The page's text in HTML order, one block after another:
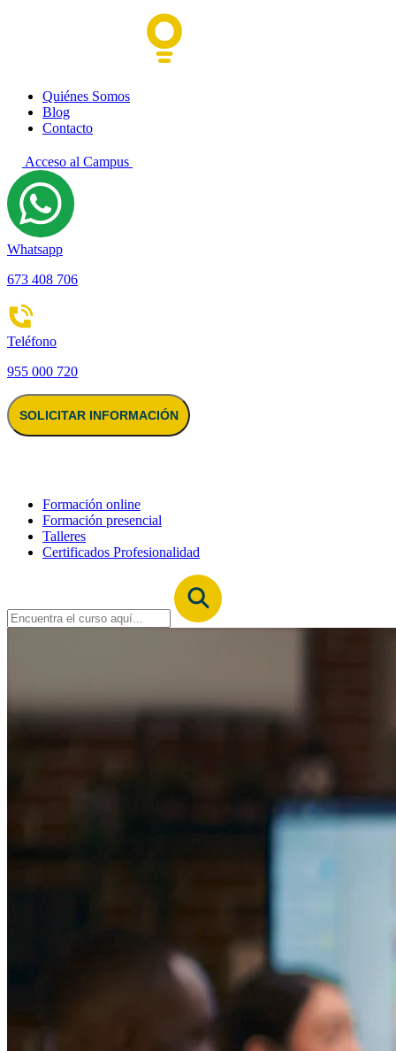
Quiénes Somos
Blog
Contacto
Acceso al Campus
Whatsapp
673 408 706
Teléfono
955 000 720
SOLICITAR INFORMACIÓN
Formación online
Formación presencial
Talleres
Certificados Profesionalidad